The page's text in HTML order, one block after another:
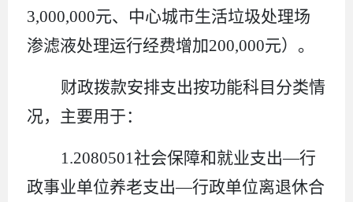
3,000,000元、中心城市生活垃圾处理场
渗滤液处理运行经费增加200,000元）。
财政拨款安排支出按功能科目分类情
况，主要用于：
1.2080501社会保障和就业支出—行
政事业单位养老支出—行政单位离退休合